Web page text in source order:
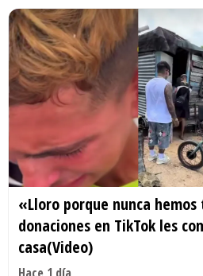
«Lloro porque nunca
donaciones en TikTok les
casa(Video)